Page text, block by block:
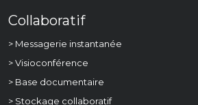
Collaboratif
> Messagerie instantanée
> Visioconférence
> Base documentaire
> Stockage collaboratif